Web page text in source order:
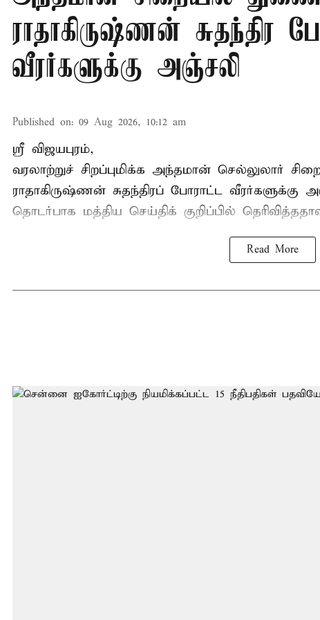
ராதாகிருஷ்ணன் சுதந்திர
வீரர்களுக்கு அஞ்சலி
Published on: 09 Aug 2026, 10:12 am
ஸ்ரீ விஜயபுரம்,
வரலாற்றுச் சிறப்புமிக்க அந்தமான் செல்லுலார்
ராதாகிருஷ்ணன் சுதந்திரப் போராட்ட வீரர்களுக்கு
தொடர்பாக மத்திய செய்திக் குறிப்பில்
Read More